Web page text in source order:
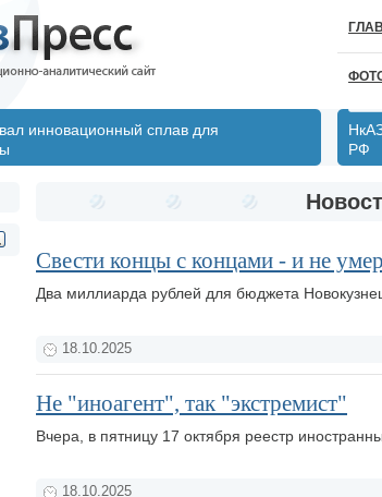
инновационный сплав для
РФ
Свести концы с концами - и не
Два миллиарда рублей для бюджета
18.10.2025
Не "иноагент", так "экстремист"
Вчера, в пятницу 17 октября реестр
18.10.2025